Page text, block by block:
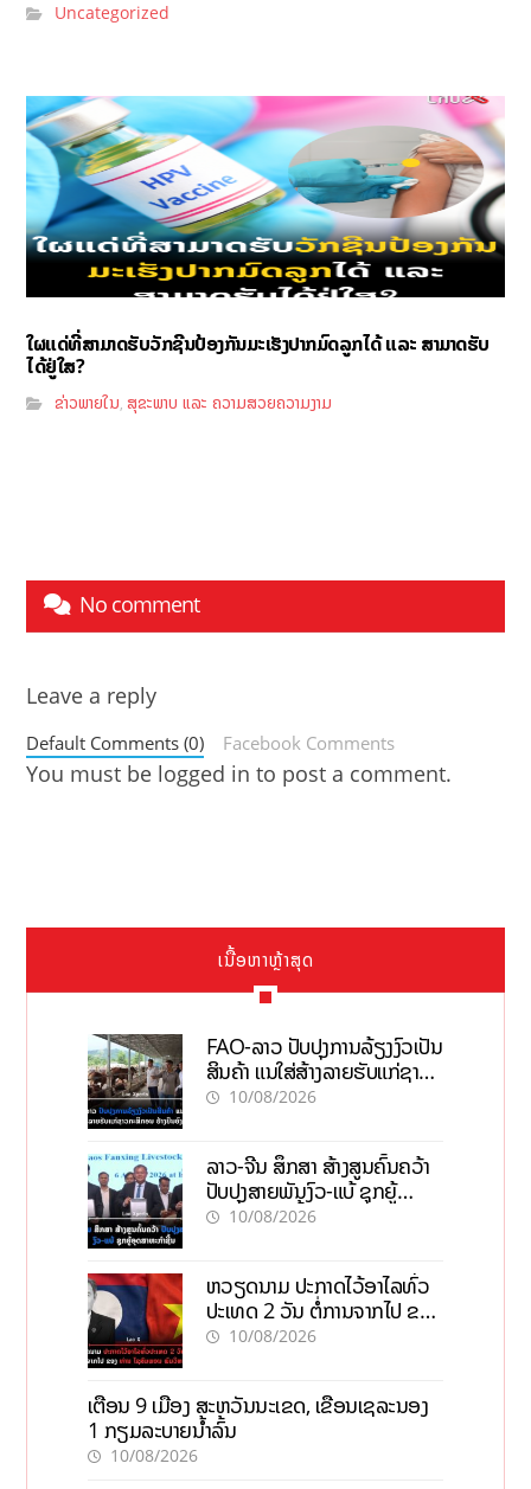
Uncategorized
ໃຜແດ່ທີ່ສາມາດຮັບວັກຊີນປ້ອງກັນມະເຮັງປາກມົດລູກໄດ້ ແລະ ສາມາດຮັບ
ໄດ້ຢູ່ໃສ?
ຂ່າວພາຍໃນ,ສຸຂະພາບ ແລະ ຄວາມສວຍຄວາມງາມ
No comment
Leave a reply
Default Comments (0) Facebook Comments
You must be logged in to post a comment.
ເນື້ອຫາຫຼ້າສຸດ
FAO-ລາວ ປັບປຸງການລ້ຽງງົວເປັນ
ສິນຄ້າ ແນໃສ່ສ້າງລາຍຮັບແກ່ຊາວ
ກະສິກອນຢ່າງຍືນຍົງ
10/08/2026
ລາວ-ຈີນ ສຶກສາ ສ້າງສູນຄົ້ນຄວ້າ
ປັບປຸງສາຍພັນງົວ-ແບ້ ຊຸກຍູ້
ອຸດສາຫະກຳຊີ້ນ
10/08/2026
ຫວຽດນາມ ປະກາດໄວ້ອາໄລທົ່ວ
ປະເທດ 2 ວັນ ຕໍ່ການຈາກໄປ ຂອງ
ທ່ານ ໄຊສົມພອນ ພົມວິຫານ
10/08/2026
ເຕືອນ 9 ເມືອງ ສະຫວັນນະເຂດ, ເຂື່ອນເຊລະນອງ
1 ກຽມລະບາຍນ້ຳລົ້ນ
10/08/2026